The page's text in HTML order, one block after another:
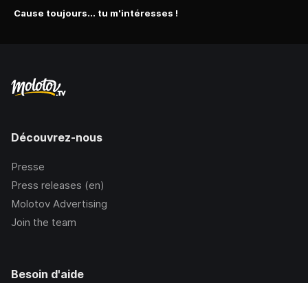
Cause toujours... tu m'intéresses !
Découvrez-nous
Presse
Press releases (en)
Molotov Advertising
Join the team
Besoin d'aide